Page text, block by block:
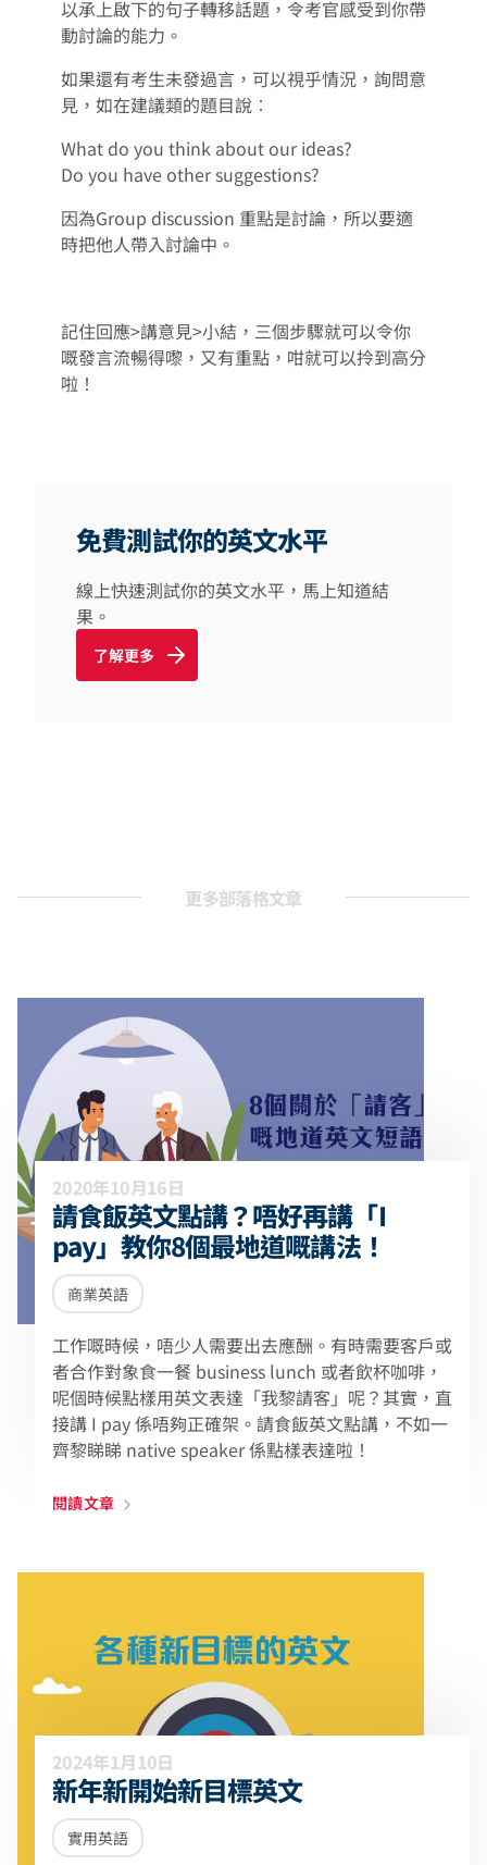
以承上啟下的句子轉移話題，令考官感受到你帶
動討論的能力。
如果還有考生未發過言，可以視乎情況，詢問意
見，如在建議類的題目說︰
What do you think about our ideas?
Do you have other suggestions?
因為Group discussion 重點是討論，所以要適
時把他人帶入討論中。
記住回應>講意見>小結，三個步驟就可以令你
嘅發言流暢得嚟，又有重點，咁就可以拎到高分
啦！
免費測試你的英文水平
線上快速測試你的英文水平，馬上知道結
果。
了解更多
更多部落格文章
2020年10月16日
請食飯英文點講？唔好再講「I
pay」教你8個最地道嘅講法！
商業英語
工作嘅時候，唔少人需要出去應酬。有時需要客戶或
者合作對象食一餐 business lunch 或者飲杯咖啡，
呢個時候點樣用英文表達「我黎請客」呢？其實，直
接講 I pay 係唔夠正確架。請食飯英文點講，不如一
齊黎睇睇 native speaker 係點樣表達啦！
閱讀文章
2024年1月10日
新年新開始新目標英文
實用英語